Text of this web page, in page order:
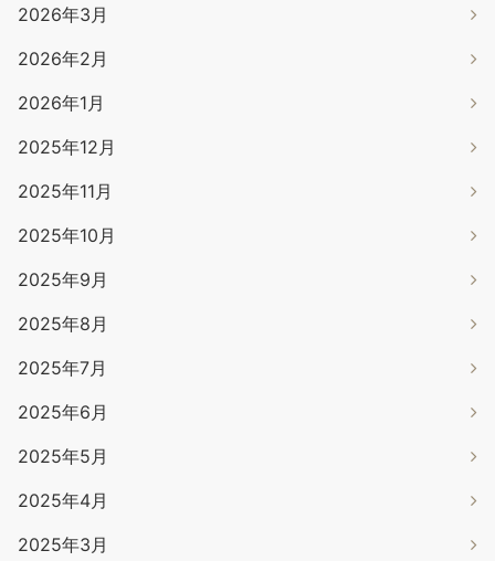
2026年3月
2026年2月
2026年1月
2025年12月
2025年11月
2025年10月
2025年9月
2025年8月
2025年7月
2025年6月
2025年5月
2025年4月
2025年3月